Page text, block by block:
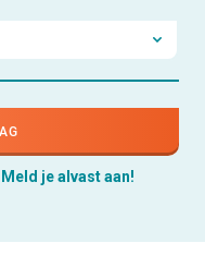
Meld je alvast aan!